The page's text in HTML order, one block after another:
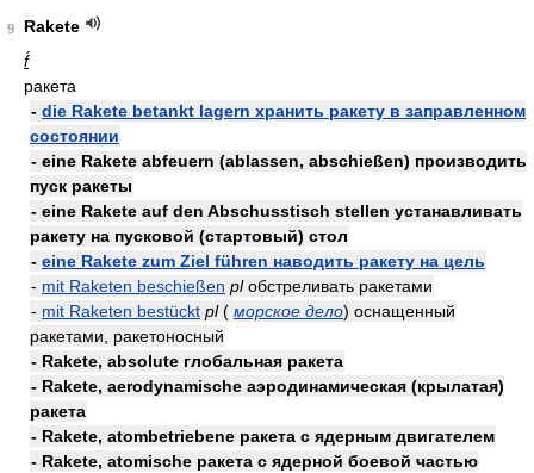
9
Rakete
f́
ракета
- die Rakete betankt lagern хранить ракету в заправленном
состоянии
- eine Rakete abfeuern (ablassen, abschießen) производить
пуск ракеты
- eine Rakete auf den Abschusstisch stellen устанавливать
ракету на пусковой (стартовый) стол
- eine Rakete zum Ziel führen наводить ракету на цель
- mit Raketen beschießen plобстреливать ракетами
- mit Raketen bestückt pl( морское дело) оснащенный
ракетами, ракетоносный
- Rakete, absolute глобальная ракета
- Rakete, aerodynamische аэродинамическая (крылатая)
ракета
- Rakete, atombetriebene ракета с ядерным двигателем
- Rakete, atomische ракета с ядерной боевой частью